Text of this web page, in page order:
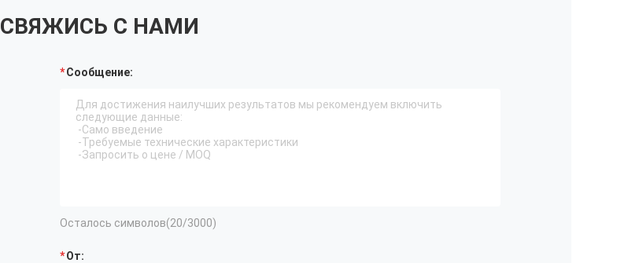
СВЯЖИСЬ С НАМИ
Сообщение:
Осталось символов(20/3000)
От: